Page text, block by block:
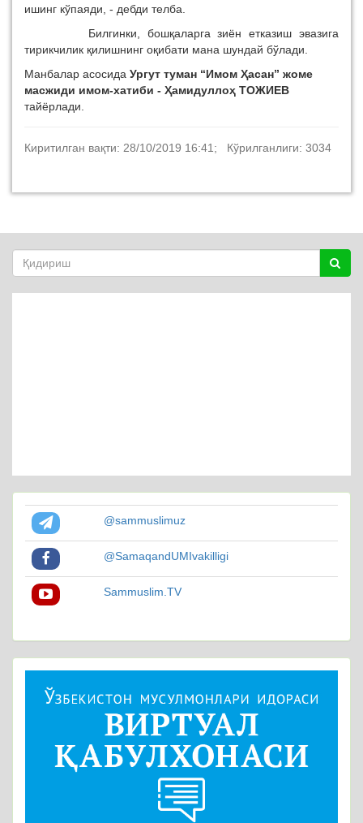
ишинг кўпаяди, - дебди телба.
Билгинки, бошқаларга зиён етказиш эвазига
тирикчилик қилишнинг оқибати мана шундай бўлади.
Манбалар асосида Ургут туман “Имом Ҳасан” жоме
масжиди имом-хатиби - Ҳамидуллоҳ ТОЖИЕВ
тайёрлади.
Киритилган вақти: 28/10/2019 16:41; Кўрилганлиги: 3034
@sammuslimuz
@SamaqandUMIvakilligi
Sammuslim.TV